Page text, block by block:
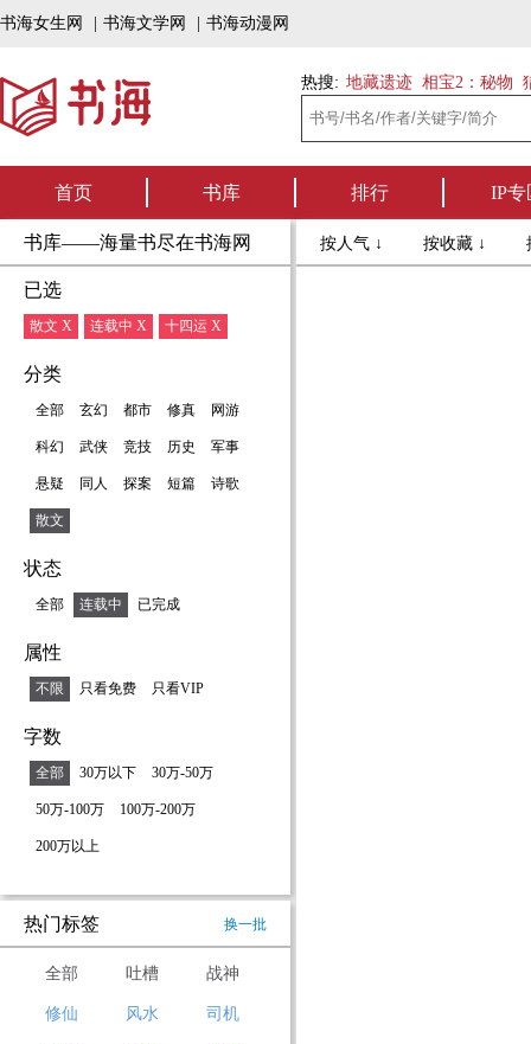
书海女生网 书海文学网 书海动漫网
热搜: 地藏遗迹 相宝2：秘物
首页 书库 排行 IP专
书库——海量书尽在书海网
已选
散文 X 连载中 X 十四运 X
分类
全部 玄幻 都市 修真 网游
科幻 武侠 竞技 历史 军事
悬疑 同人 探案 短篇 诗歌
散文
状态
全部 连载中 已完成
属性
不限 只看免费 只看VIP
字数
全部 30万以下 30万-50万
50万-100万 100万-200万
200万以上
热门标签 换一批
全部 吐槽 战神
修仙 风水 司机
按人气 ↓ 按收藏 ↓